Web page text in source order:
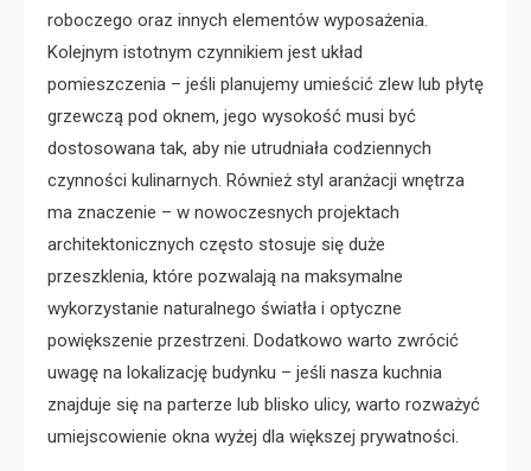
roboczego oraz innych elementów wyposażenia.
Kolejnym istotnym czynnikiem jest układ
pomieszczenia – jeśli planujemy umieścić zlew lub płytę
grzewczą pod oknem, jego wysokość musi być
dostosowana tak, aby nie utrudniała codziennych
czynności kulinarnych. Również styl aranżacji wnętrza
ma znaczenie – w nowoczesnych projektach
architektonicznych często stosuje się duże
przeszklenia, które pozwalają na maksymalne
wykorzystanie naturalnego światła i optyczne
powiększenie przestrzeni. Dodatkowo warto zwrócić
uwagę na lokalizację budynku – jeśli nasza kuchnia
znajduje się na parterze lub blisko ulicy, warto rozważyć
umiejscowienie okna wyżej dla większej prywatności.